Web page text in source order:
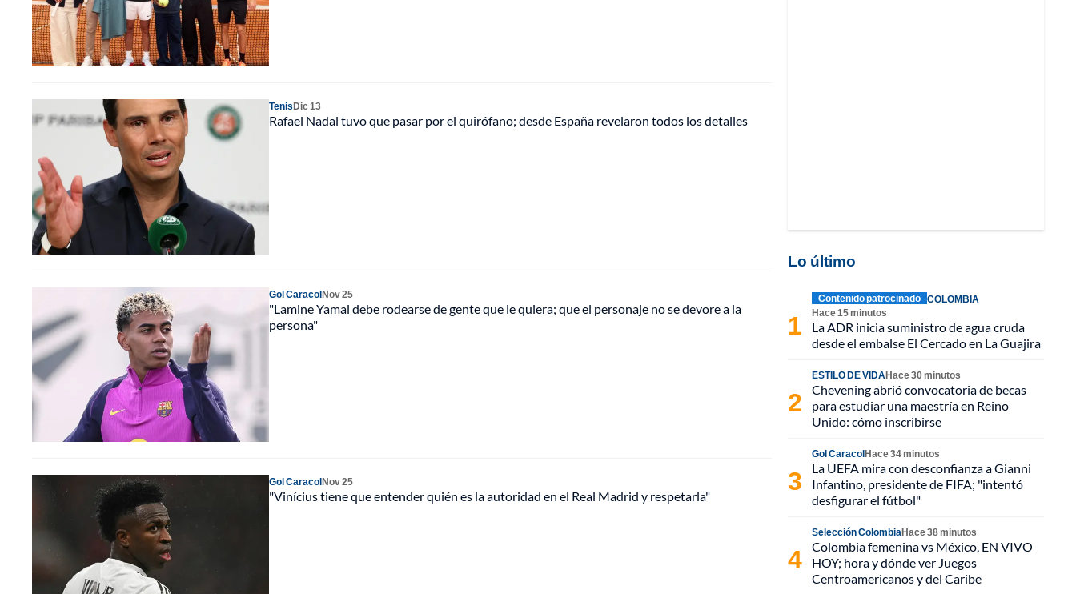
TenisDic 13
Rafael Nadal tuvo que pasar por el quirófano; desde España revelaron todos los detalles
Gol CaracolNov 25
"Lamine Yamal debe rodearse de gente que le quiera; que el personaje no se devore a la
persona"
Gol CaracolNov 25
"Vinícius tiene que entender quién es la autoridad en el Real Madrid y respetarla"
Lo último
Contenido patrocinado COLOMBIA
Hace 15 minutos
La ADR inicia suministro de agua cruda
desde el embalse El Cercado en La Guajira
ESTILO DE VIDAHace 30 minutos
Chevening abrió convocatoria de becas
para estudiar una maestría en Reino
Unido: cómo inscribirse
Gol CaracolHace 34 minutos
La UEFA mira con desconfianza a Gianni
Infantino, presidente de FIFA; "intentó
desfigurar el fútbol"
Selección ColombiaHace 38 minutos
Colombia femenina vs México, EN VIVO
HOY; hora y dónde ver Juegos
Centroamericanos y del Caribe